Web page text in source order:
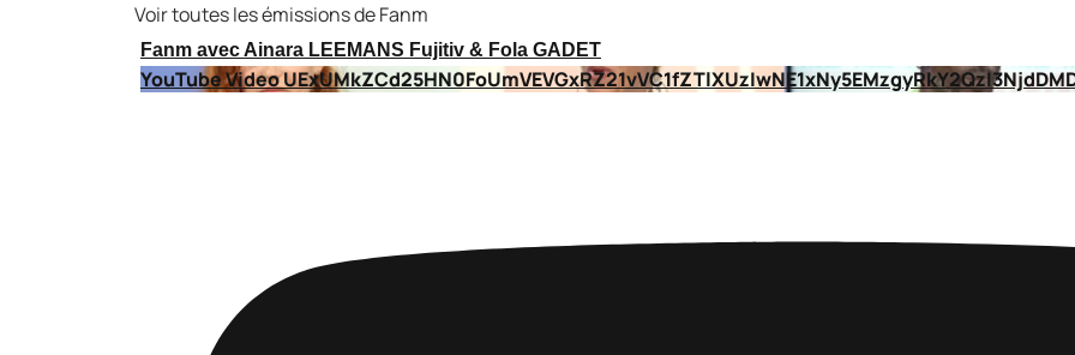
Voir toutes les émissions de Fanm
Fanm avec Ainara LEEMANS Fujitiv & Fola GADET
YouTube Video